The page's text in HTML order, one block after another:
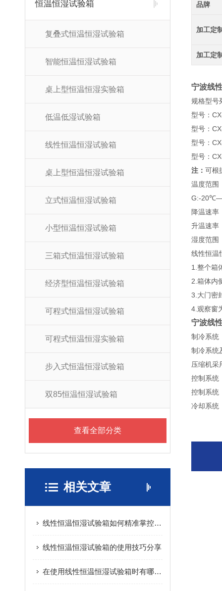
恒温恒湿试验箱
复叠式恒温恒湿试验箱
智能恒温恒湿试验箱
桌上型恒温恒湿实验箱
低温低湿试验箱
线性恒温恒湿试验箱
桌上型恒温恒湿试验箱
立式恒温恒湿试验箱
小型恒温恒湿试验箱
三箱式恒温恒湿试验箱
经济型恒温恒湿试验箱
可程式恒温恒湿试验箱
可程式恒温恒湿实验箱
步入式恒温恒湿试验箱
双85恒温恒湿试验箱
查看全部分类
相关文章
线性恒温恒湿试验箱如何精准掌控温湿度？
线性恒温恒湿试验箱的使用技巧分享
在使用线性恒温恒湿试验箱时有哪些需要注意的呢
品牌
加工定
加工定
宁波线
规格型号
型号：
型号：
型号：
型号：
注： 可根
温度范围
G:-
降温速
升温速率
湿度范围
线性恒温
1.整个箱
2.箱体内
3.大门密
4.观察窗
宁波线
制冷系统
制冷系统
压缩机采
控制系统
控制系统
冷却系统